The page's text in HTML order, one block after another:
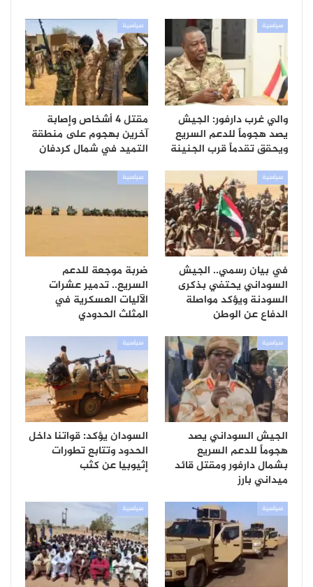
سياسية
والي غرب دارفور: الجيش
يصد هجوماً للدعم السريع
ويحقق تقدماً قرب الجنينة
سياسية
مقتل 4 أشخاص وإصابة
آخرين بهجوم على منطقة
التميد في شمال كردفان
سياسية
في بيان رسمي.. الجيش
السوداني يحتفي بذكرى
السودنة ويؤكد مواصلة
الدفاع عن الوطن
سياسية
ضربة موجعة للدعم
السريع.. تدمير عشرات
الآليات العسكرية في
المثلث الحدودي
سياسية
الجيش السوداني يصد
هجوماً للدعم السريع
بشمال دارفور ومقتل قائد
ميداني بارز
سياسية
السودان يؤكد: قواتنا داخل
الحدود وتتابع تطورات
إثيوبيا عن كثب
سياسية سياسية